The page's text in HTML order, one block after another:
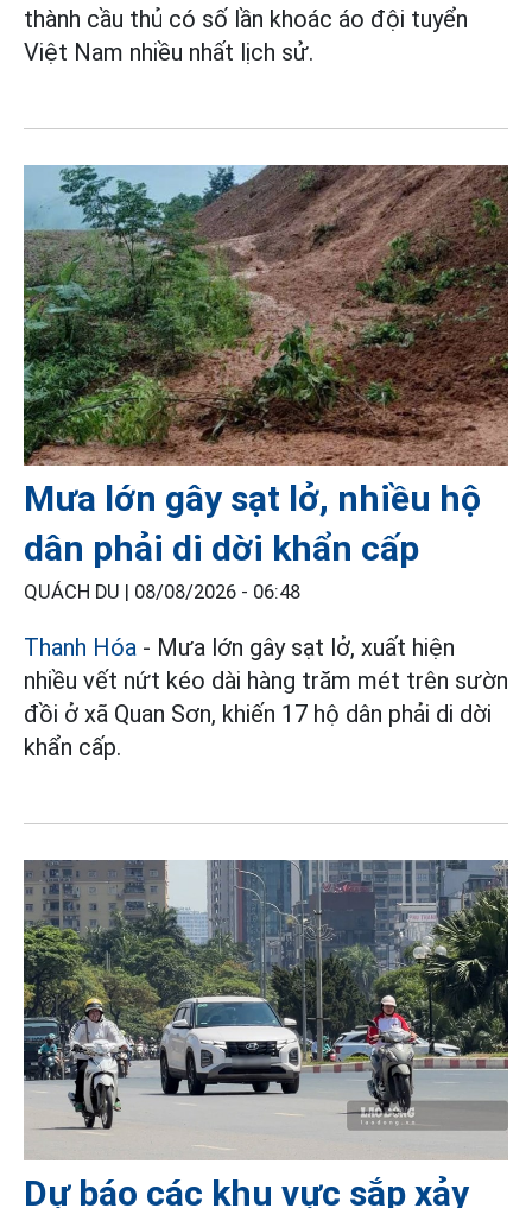
thành cầu thủ có số lần khoác áo đội tuyển
Việt Nam nhiều nhất lịch sử.
Mưa lớn gây sạt lở, nhiều hộ
dân phải di dời khẩn cấp
QUÁCH DU | 08/08/2026 - 06:48
Thanh Hóa - Mưa lớn gây sạt lở, xuất hiện
nhiều vết nứt kéo dài hàng trăm mét trên sườn
đồi ở xã Quan Sơn, khiến 17 hộ dân phải di dời
khẩn cấp.
Dự báo các khu vực sắp xảy